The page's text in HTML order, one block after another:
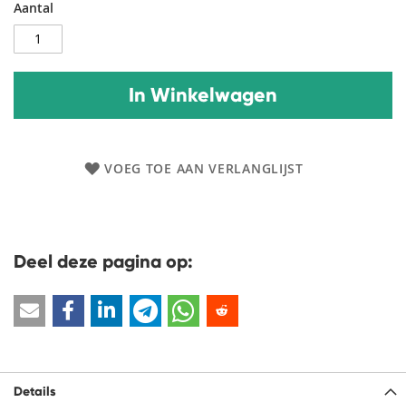
Aantal
In Winkelwagen
VOEG TOE AAN VERLANGLIJST
Deel deze pagina op:
Details